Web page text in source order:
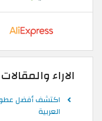
الاراء والمقالات
العربية